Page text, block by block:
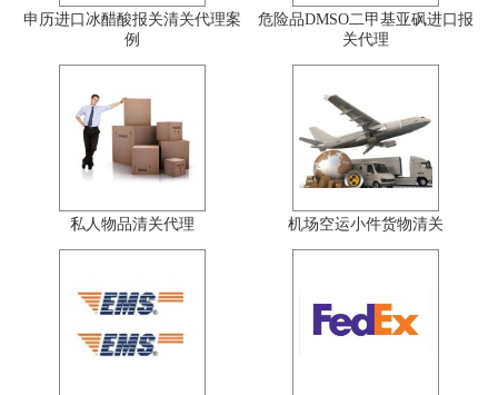
申历进口冰醋酸报关清关代理案
例
危险品DMSO二甲基亚砜进口报
关代理
私人物品清关代理 机场空运小件货物清关